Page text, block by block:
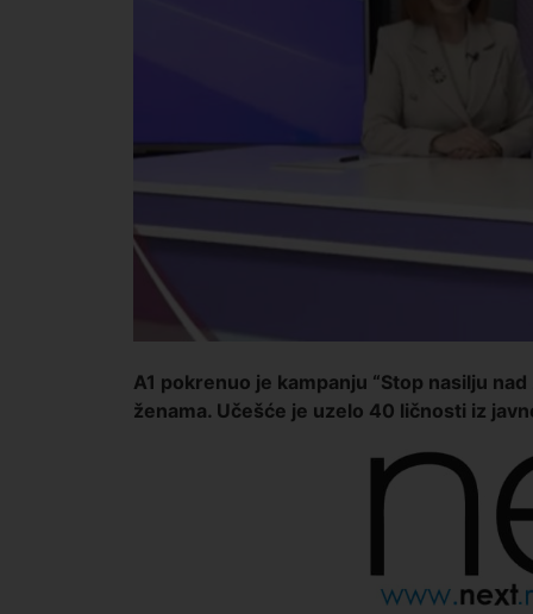
A1 pokrenuo je kampanju “Stop nasilju
ženama. Učešće je uzelo 40 ličnosti iz